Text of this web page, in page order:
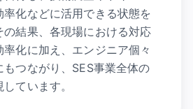
率化などに活用できる状態を
結果、各現場における対応
化に加え、エンジニア個々
つながり、SES事業全体の
ています。